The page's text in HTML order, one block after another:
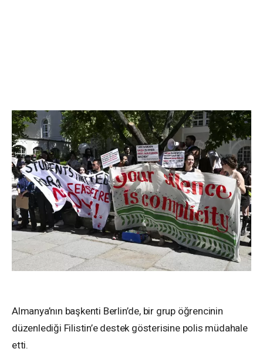
Almanya’nın başkenti Berlin’de, bir grup öğrencinin
düzenlediği Filistin’e destek gösterisine polis müdahale
etti.